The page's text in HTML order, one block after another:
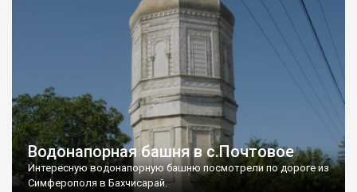
Водонапорная башня в с.Почтовое
Интересную водонапорную башню посмотрели по дороге из
Симферополя в Бахчисарай.